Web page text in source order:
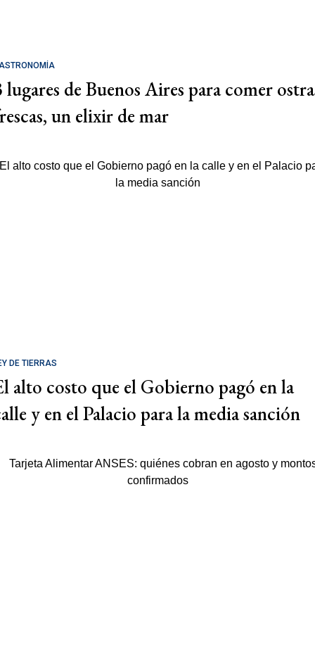
lugares de Buenos Aires para comer
un elixir de mar
DE TIERRAS
alto costo que el Gobierno pagó en la
y en el Palacio para la media sanción